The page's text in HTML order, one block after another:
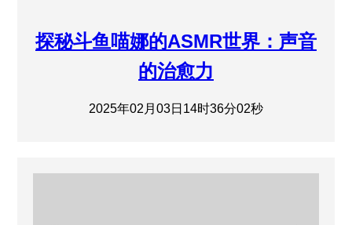
探秘斗鱼喵娜的ASMR世界：声音
的治愈力
2025年02月03日14时36分02秒